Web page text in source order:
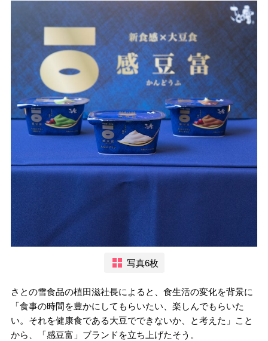
写真6枚
さとの雪食品の植田滋社長によると、食生活の変化を背景に
「食事の時間を豊かにしてもらいたい、楽しんでもらいた
い。それを健康食である大豆でできないか、と考えた」こと
から、「感豆富」ブランドを立ち上げたそう。